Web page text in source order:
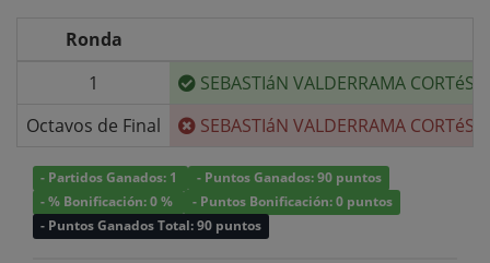
Ronda
1
SEBASTIáN VALDERRAMA CORTéS
Octavos de Final
SEBASTIáN VALDERRAMA CORTéS
- Partidos Ganados: 1
- Puntos Ganados: 90 puntos
- % Bonificación: 0 %
- Puntos Bonificación: 0 puntos
- Puntos Ganados Total: 90 puntos